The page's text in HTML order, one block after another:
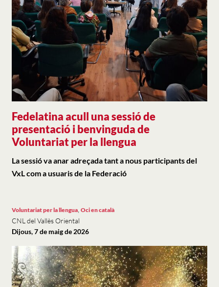
Fedelatina acull una sessió de
presentació i benvinguda de
Voluntariat per la llengua
La sessió va anar adreçada tant a nous participants del
VxL com a usuaris de la Federació
Voluntariat per la llengua, Oci en català
CNL del Vallès Oriental
Dijous, 7 de maig de 2026